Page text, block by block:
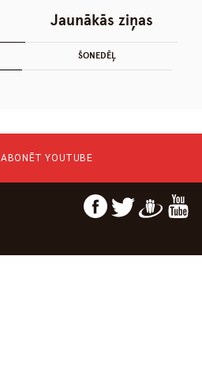
ŠONEDĒĻ
Jaunākās ziņas
ABONĒT YOUTUBE